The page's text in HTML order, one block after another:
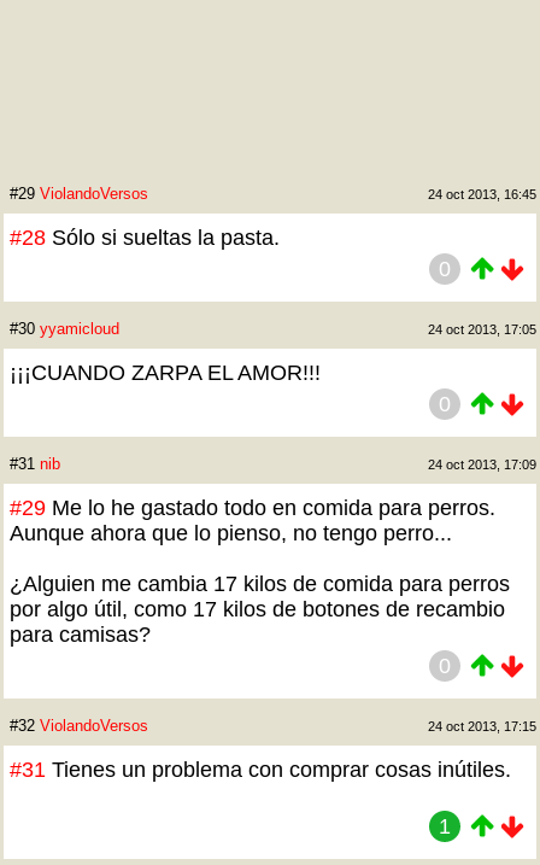
#29 ViolandoVersos 24 oct 2013, 16:45
#28 Sólo si sueltas la pasta.
0
#30 yyamicloud 24 oct 2013, 17:05
¡¡¡CUANDO ZARPA EL AMOR!!!
0
#31 nib 24 oct 2013, 17:09
#29 Me lo he gastado todo en comida para perros.
Aunque ahora que lo pienso, no tengo perro...
¿Alguien me cambia 17 kilos de comida para perros
por algo útil, como 17 kilos de botones de recambio
para camisas?
0
#32 ViolandoVersos 24 oct 2013, 17:15
#31 Tienes un problema con comprar cosas inútiles.
1